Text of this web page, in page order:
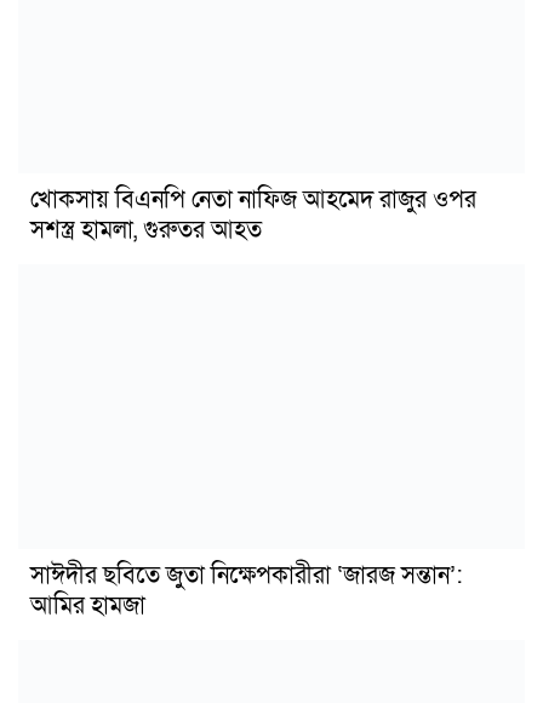
খোকসায় বিএনপি নেতা নাফিজ আহমেদ রাজুর ওপর
সশস্ত্র হামলা, গুরুতর আহত
সাঈদীর ছবিতে জুতা নিক্ষেপকারীরা ‘জারজ সন্তান’:
আমির হামজা